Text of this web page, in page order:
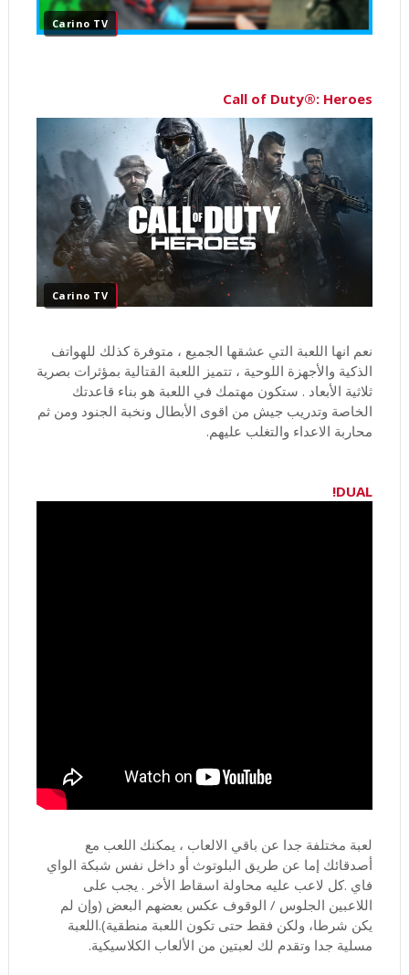
Carino TV
Call of Duty®: Heroes
Carino TV
نعم انها اللعبة التي عشقها الجميع ، متوفرة كذلك للهواتف
الذكية والأجهزة اللوحية ، تتميز اللعبة القتالية بمؤثرات بصرية
ثلاثية الأبعاد . ستكون مهتمك في اللعبة هو بناء قاعدتك
الخاصة وتدريب جيش من اقوى الأبطال ونخبة الجنود ومن ثم
محاربة الاعداء والتغلب عليهم.
DUAL!
لعبة مختلفة جدا عن باقي الالعاب ، يمكنك اللعب مع
أصدقائك إما عن طريق البلوتوث أو داخل نفس شبكة الواي
فاي .كل لاعب عليه محاولة اسقاط الأخر . يجب على
اللاعبين الجلوس / الوقوف عكس بعضهم البعض (وإن لم
يكن شرطا، ولكن فقط حتى تكون اللعبة منطقية).اللعبة
مسلية جدا وتقدم لك لعبتين من الألعاب الكلاسيكية.